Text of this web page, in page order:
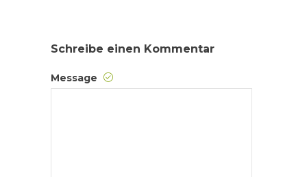
Schreibe einen Kommentar
Message